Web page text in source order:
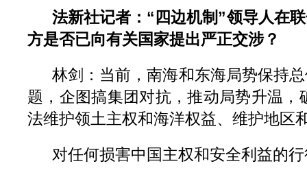
法新社记者：“四边机制”领导人在
方是否已向有关国家提出严正交涉？
林剑：当前，南海和东海局势保持
题，企图搞集团对抗，推动局势升温
法维护领土主权和海洋权益、维护地区
对任何损害中国主权和安全利益的